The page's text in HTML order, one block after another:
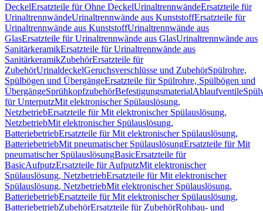
DeckelErsatzteile für Ohne DeckelUrinaltrennwändeErsatzteile für
UrinaltrennwändeUrinaltrennwände aus KunststoffErsatzteile für
Urinaltrennwände aus KunststoffUrinaltrennwände aus
GlasErsatzteile für Urinaltrennwände aus GlasUrinaltrennwände aus
SanitärkeramikErsatzteile für Urinaltrennwände aus
SanitärkeramikZubehörErsatzteile für
ZubehörUrinaldeckelGeruchsverschlüsse und ZubehörSpülrohre,
Spülbögen und ÜbergängeErsatzteile für Spülrohre, Spülbögen und
ÜbergängeSprühkopfzubehörBefestigungsmaterialAblaufventile
für UnterputzMit elektronischer Spülauslösung,
NetzbetriebErsatzteile für Mit elektronischer Spülauslösung,
NetzbetriebMit elektronischer Spülauslösung,
BatteriebetriebErsatzteile für Mit elektronischer Spülauslösung,
BatteriebetriebMit pneumatischer SpülauslösungErsatzteile für Mit
pneumatischer SpülauslösungBasicErsatzteile für
BasicAufputzErsatzteile für AufputzMit elektronischer
Spülauslösung, NetzbetriebErsatzteile für Mit elektronischer
Spülauslösung, NetzbetriebMit elektronischer Spülauslösung,
BatteriebetriebErsatzteile für Mit elektronischer Spülauslösung,
BatteriebetriebZubehörErsatzteile für ZubehörRohbau- und